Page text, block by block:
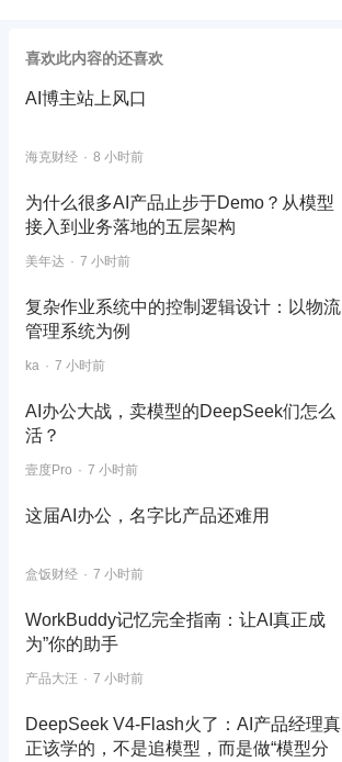
喜欢此内容的还喜欢
AI博主站上风口
海克财经 8 小时前
为什么很多AI产品止步于Demo？从模型
接入到业务落地的五层架构
美年达 7 小时前
复杂作业系统中的控制逻辑设计：以物流
管理系统为例
ka 7 小时前
AI办公大战，卖模型的DeepSeek们怎么
活？
壹度Pro 7 小时前
这届AI办公，名字比产品还难用
盒饭财经 7 小时前
WorkBuddy记忆完全指南：让AI真正成
为”你的助手
产品大汪 7 小时前
DeepSeek V4-Flash火了：AI产品经理真
正该学的，不是追模型，而是做“模型分